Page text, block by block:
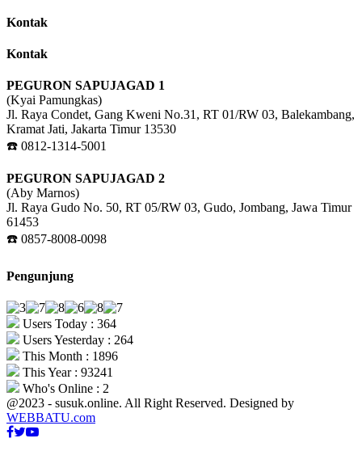
Kontak
Kontak
PEGURON SAPUJAGAD 1
(Kyai Pamungkas)
Jl. Raya Condet, Gang Kweni No.31, RT 01/RW 03, Balekambang,
Kramat Jati, Jakarta Timur 13530
☎️ 0812-1314-5001
PEGURON SAPUJAGAD 2
(Aby Marnos)
Jl. Raya Gudo No. 50, RT 05/RW 03, Gudo, Jombang, Jawa Timur
61453
☎️ 0857-8008-0098
Pengunjung
Users Today : 364
Users Yesterday : 264
This Month : 1896
This Year : 93241
Who's Online : 2
@2023 - susuk.online. All Right Reserved. Designed by
WEBBATU.com
Facebook
Twitter
Youtube